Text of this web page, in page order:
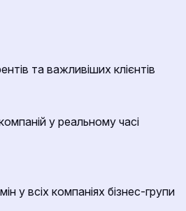
та важливіших клієнтів
у реальному часі
у всіх компаніях бізнес-групи